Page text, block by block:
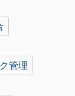
管理